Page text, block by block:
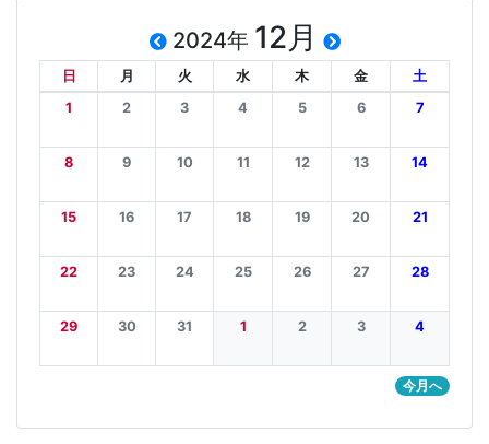
2024年 12月
日 月 火 水 木 金
土
1
2 3 4 5 6 7
8 9 10 11 12 13 14
15 16 17 18 19 20 21
22 23 24 25 26 27 28
29 30 31 1 2 3 4
今月へ